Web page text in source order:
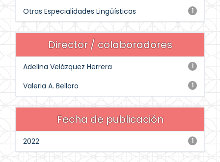
1
Otras Especialidades Lingüísticas
Director / colaboradores
1
Adelina Velázquez Herrera
1
Valeria A. Belloro
Fecha de publicación
1
2022